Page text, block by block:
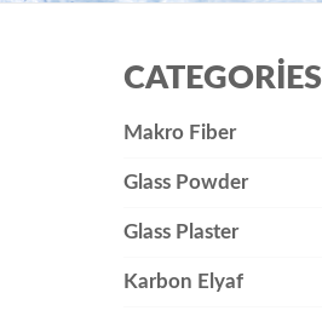
CATEGORIES
Makro Fiber
Glass Powder
Glass Plaster
Karbon Elyaf